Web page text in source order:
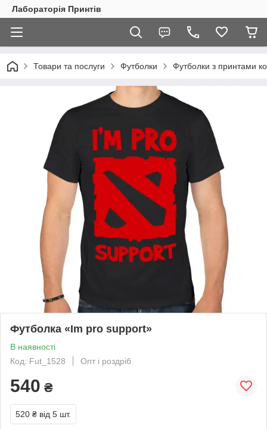
Лабораторія Принтів
Товари та послуги Футболки Футболки з принтами
Футболка «Im pro support»
В наявності
Код: Fut_1528
Опт і роздріб
540 ₴
520 ₴ від 5 шт.